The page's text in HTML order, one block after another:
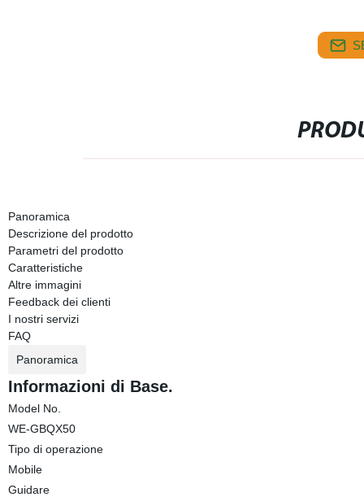
Panoramica
Descrizione del prodotto
Parametri del prodotto
Caratteristiche
Altre immagini
Feedback dei clienti
I nostri servizi
FAQ
Panoramica
Informazioni di Base.
Model No.
WE-GBQX50
Tipo di operazione
Mobile
Guidare